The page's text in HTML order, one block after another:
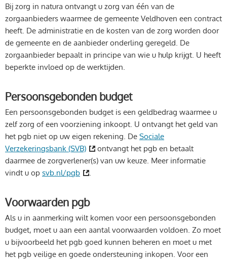
Bij zorg in natura ontvangt u zorg van één van de
zorgaanbieders waarmee de gemeente Veldhoven een contract
heeft. De administratie en de kosten van de zorg worden door
de gemeente en de aanbieder onderling geregeld. De
zorgaanbieder bepaalt in principe van wie u hulp krijgt. U heeft
beperkte invloed op de werktijden.
Persoonsgebonden budget
Een persoonsgebonden budget is een geldbedrag waarmee u
zelf zorg of een voorziening inkoopt. U ontvangt het geld van
het pgb niet op uw eigen rekening. De Sociale
Verzekeringsbank (SVB)
ontvangt het pgb en betaalt
daarmee de zorgverlener(s) van uw keuze. Meer informatie
vindt u op svb.nl/pgb .
Voorwaarden pgb
Als u in aanmerking wilt komen voor een persoonsgebonden
budget, moet u aan een aantal voorwaarden voldoen. Zo moet
u bijvoorbeeld het pgb goed kunnen beheren en moet u met
het pgb veilige en goede ondersteuning inkopen. Voor een